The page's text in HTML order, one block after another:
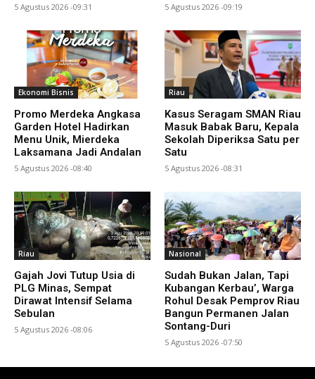
5 Agustus 2026 -09:31 5 Agustus 2026 -09:19
Ekonomi Bisnis
Promo Merdeka Angkasa
Garden Hotel Hadirkan
Menu Unik, Mierdeka
Laksamana Jadi Andalan
5 Agustus 2026 -08:40
Riau
Kasus Seragam SMAN Riau
Masuk Babak Baru, Kepala
Sekolah Diperiksa Satu per
Satu
5 Agustus 2026 -08:31
Riau
Gajah Jovi Tutup Usia di
PLG Minas, Sempat
Dirawat Intensif Selama
Sebulan
5 Agustus 2026 -08:06
Nasional
Sudah Bukan Jalan, Tapi
Kubangan Kerbau’, Warga
Rohul Desak Pemprov Riau
Bangun Permanen Jalan
Sontang-Duri
5 Agustus 2026 -07:50